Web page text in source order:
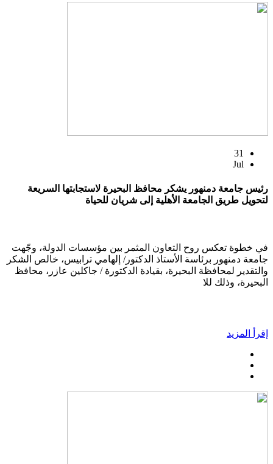
31
Jul
رئيس جامعة دمنهور يشكر محافظ البحيرة لاستجابتها السريعة
لتحويل طريق الجامعة الأهلية إلى شريان للحياة
في خطوة تعكس روح التعاون المثمر بين مؤسسات الدولة، وجّهت
جامعة دمنهور برئاسة الأستاذ الدكتور/ إلهامي ترابيس، خالص الشكر
والتقدير لمحافظة البحيرة، بقيادة الدكتورة / جاكلين عازر، محافظ
البحيرة، وذلك للا
إقرأ المزيد